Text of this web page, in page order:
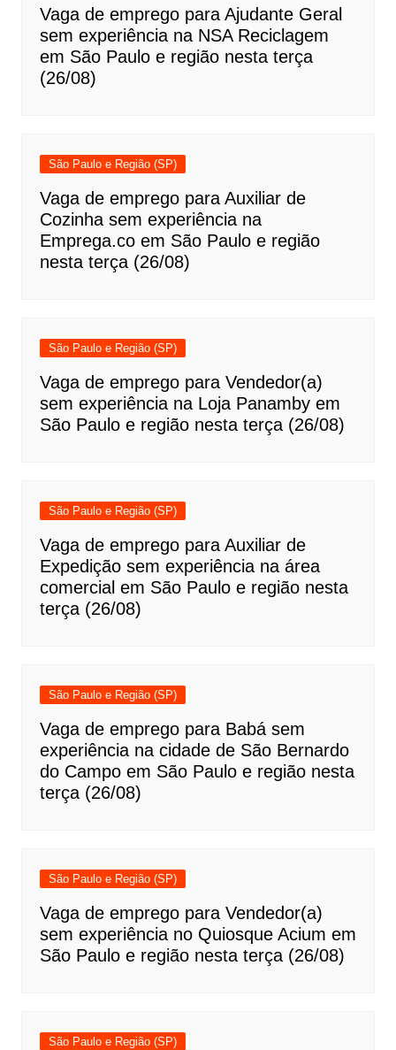
Vaga de emprego para Ajudante Geral
sem experiência na NSA Reciclagem
em São Paulo e região nesta terça
(26/08)
São Paulo e Região (SP)
Vaga de emprego para Auxiliar de
Cozinha sem experiência na
Emprega.co em São Paulo e região
nesta terça (26/08)
São Paulo e Região (SP)
Vaga de emprego para Vendedor(a)
sem experiência na Loja Panamby em
São Paulo e região nesta terça (26/08)
São Paulo e Região (SP)
Vaga de emprego para Auxiliar de
Expedição sem experiência na área
comercial em São Paulo e região nesta
terça (26/08)
São Paulo e Região (SP)
Vaga de emprego para Babá sem
experiência na cidade de São Bernardo
do Campo em São Paulo e região nesta
terça (26/08)
São Paulo e Região (SP)
Vaga de emprego para Vendedor(a)
sem experiência no Quiosque Acium em
São Paulo e região nesta terça (26/08)
São Paulo e Região (SP)